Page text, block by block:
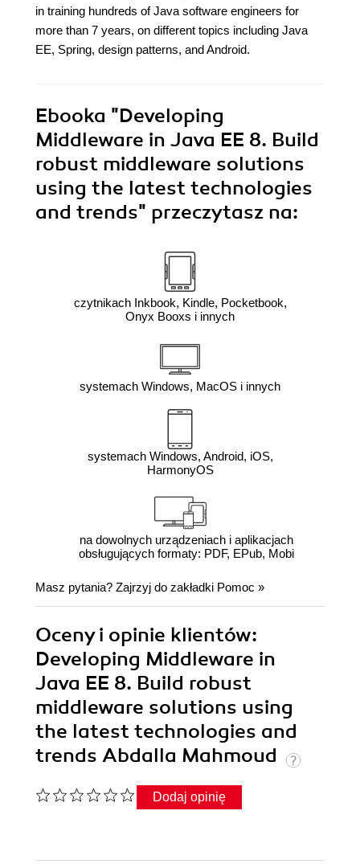
in training hundreds of Java software engineers for
more than 7 years, on different topics including Java
EE, Spring, design patterns, and Android.
Ebooka "Developing
Middleware in Java EE 8. Build
robust middleware solutions
using the latest technologies
and trends" przeczytasz na:
czytnikach Inkbook, Kindle, Pocketbook,
Onyx Booxs i innych
systemach Windows, MacOS i innych
systemach Windows, Android, iOS,
HarmonyOS
na dowolnych urządzeniach i aplikacjach
obsługujących formaty: PDF, EPub, Mobi
Masz pytania? Zajrzyj do zakładki Pomoc »
Oceny i opinie klientów:
Developing Middleware in
Java EE 8. Build robust
middleware solutions using
the latest technologies and
trends Abdalla Mahmoud
Dodaj opinię